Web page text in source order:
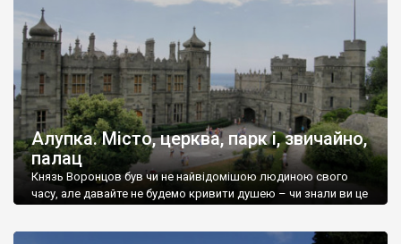
Алупка. Місто, церква, парк і, звичайно,
палац
Князь Воронцов був чи не найвідомішою людиною свого
часу, але давайте не будемо кривити душею – чи знали ви це